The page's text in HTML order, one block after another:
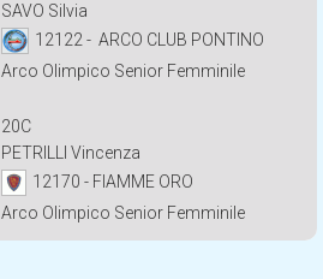
SAVO Silvia
12122 - ARCO CLUB PONTINO
Arco Olimpico Senior Femminile
20C
PETRILLI Vincenza
12170 - FIAMME ORO
Arco Olimpico Senior Femminile